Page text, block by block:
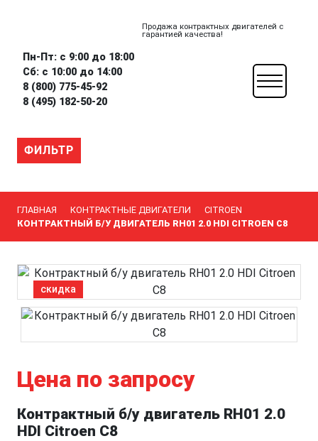
Продажа контрактных двигателей с
гарантией качества!
Пн-Пт: с 9:00 до 18:00
Сб: с 10:00 до 14:00
8 (800) 775-45-92
8 (495) 182-50-20
ФИЛЬТР
ГЛАВНАЯ КОНТРАКТНЫЕ ДВИГАТЕЛИ
CITROEN
КОНТРАКТНЫЙ Б/У ДВИГАТЕЛЬ RH01 2.0 HDI CITROEN C8
скидка
Цена по запросу
Контрактный б/у двигатель RH01 2.0
HDI Citroen C8